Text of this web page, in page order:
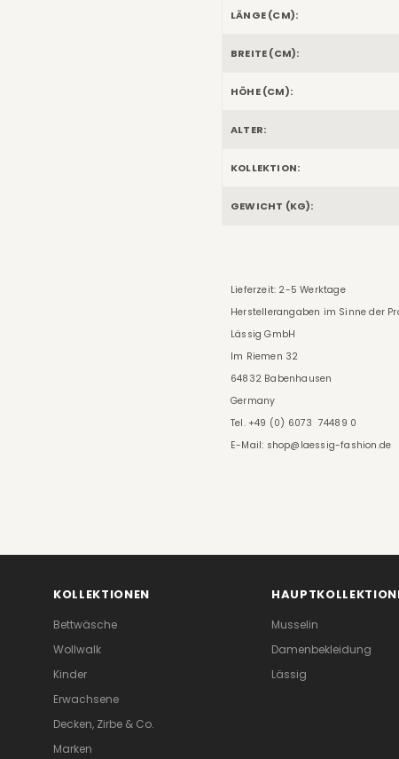
LÄNGE (CM):
BREITE (CM):
HÖHE (CM):
ALTER:
KOLLEKTION:
GEWICHT (KG):
Lieferzeit: 2-5 Werktage
Herstellerangaben im Sinne der
Lässig GmbH
Im Riemen 32
64832 Babenhausen
Germany
Tel. +49 (0) 6073 74489 0
E-Mail: shop@laessig-fashion.de
KOLLEKTIONEN
Bettwäsche
Wollwalk
Kinder
Erwachsene
Decken, Zirbe & Co.
Marken
Musselin
Damenbekleidung
Lässig